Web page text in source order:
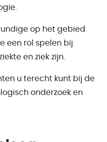
op het gebied
een rol spelen bij
en ziek zijn.
u terecht kunt bij de
onderzoek en